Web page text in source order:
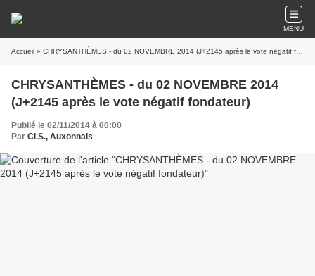
MENU
Accueil » CHRYSANTHÈMES - du 02 NOVEMBRE 2014 (J+2145 après le vote négatif fondateur)
CHRYSANTHÈMES - du 02 NOVEMBRE 2014
(J+2145 après le vote négatif fondateur)
Publié le 02/11/2014 à 00:00
Par Cl.S., Auxonnais